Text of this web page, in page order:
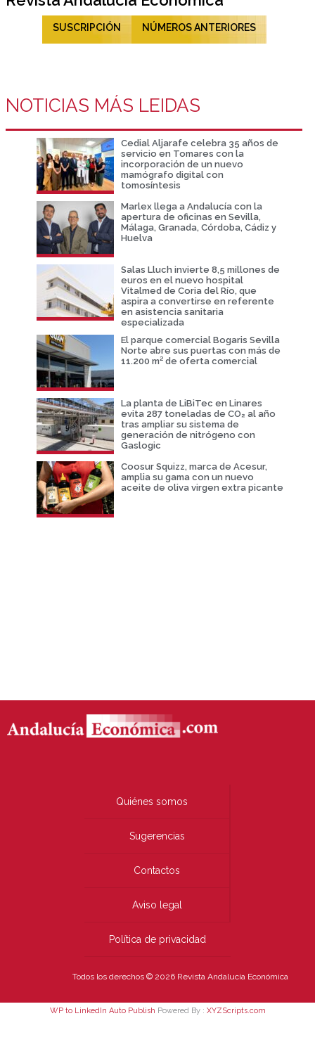
SUSCRIPCIÓN NÚMEROS ANTERIORES
NOTICIAS MÁS LEIDAS
Cedial Aljarafe celebra 35 años de
servicio en Tomares con la
incorporación de un nuevo
mamógrafo digital con
tomosíntesis
Marlex llega a Andalucía con la
apertura de oficinas en Sevilla,
Málaga, Granada, Córdoba, Cádiz y
Huelva
Salas Lluch invierte 8,5 millones de
euros en el nuevo hospital
Vitalmed de Coria del Río, que
aspira a convertirse en referente
en asistencia sanitaria
especializada
El parque comercial Bogaris Sevilla
Norte abre sus puertas con más de
11.200 m² de oferta comercial
La planta de LiBiTec en Linares
evita 287 toneladas de CO₂ al año
tras ampliar su sistema de
generación de nitrógeno con
Gaslogic
Coosur Squizz, marca de Acesur,
amplia su gama con un nuevo
aceite de oliva virgen extra picante
Quiénes somos
Sugerencias
Contactos
Aviso legal
Política de privacidad
Todos los derechos © 2026 Revista Andalucía Económica
WP to LinkedIn Auto Publish Powered By : XYZScripts.com